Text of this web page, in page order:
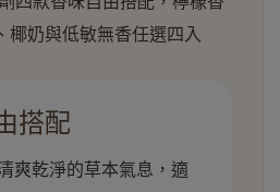
搭配
爽乾淨的草本氣息，適